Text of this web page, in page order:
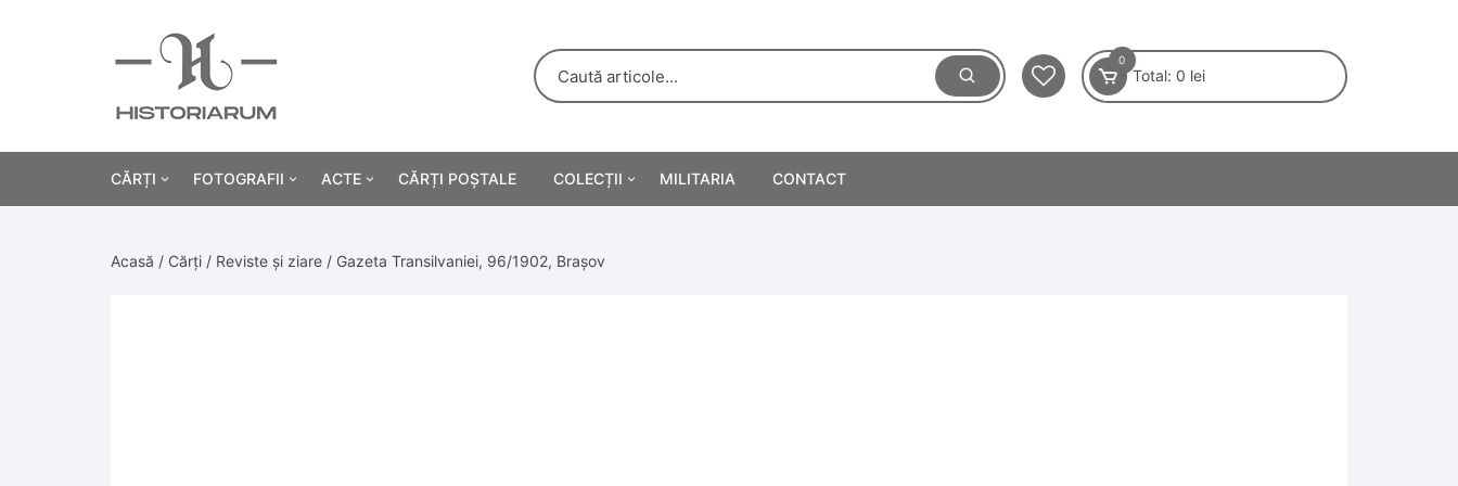
0
Total: 0 lei
CĂRȚI FOTOGRAFII ACTE CĂRȚI POȘTALE COLECȚII MILITARIA CONTACT
Acasă / Cărți / Reviste și ziare / Gazeta Transilvaniei, 96/1902, Brașov